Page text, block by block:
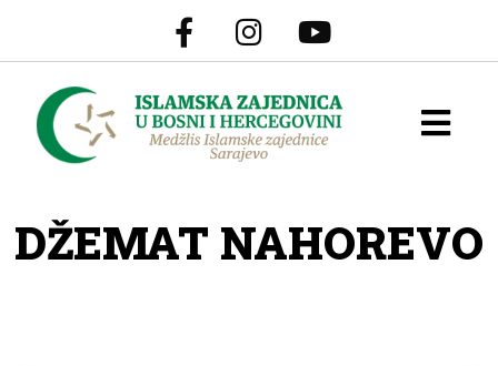
DŽEMAT NAHOREVO